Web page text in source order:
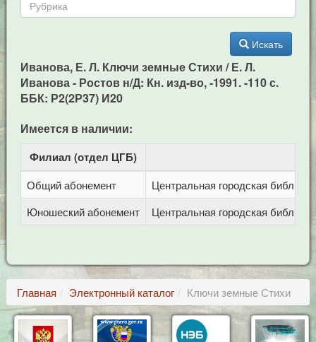
Искать
Иванова, Е. Л. Ключи земные Стихи / Е. Л.
Иванова - Ростов н/Д: Кн. изд-во, -1991. -110 с.
ББК: Р2(2Р37) И20
Имеется в наличии:
Филиал (отдел ЦГБ)
Общий абонемент
Центральная городская
Юношеский абонемент
Центральная городская
Главная Электронный каталог Ключи земные Стихи